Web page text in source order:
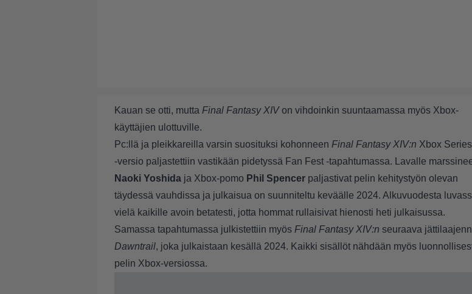
Kauan se otti, mutta Final Fantasy XIVon vihdoinkin suuntaamassa myös Xbox-
käyttäjien ulottuville.
Pc:llä ja pleikkareilla varsin suosituksi kohonneen Final Fantasy XIV:n Xbox
-versio paljastettiin vastikään pidetyssä Fan Fest -tapahtumassa. Lavalle
Naoki Yoshida ja Xbox-pomo Phil Spencer paljastivat pelin kehitystyön olevan
täydessä vauhdissa ja julkaisua on suunniteltu keväälle 2024. Alkuvuodesta
vielä kaikille avoin betatesti, jotta hommat rullaisivat hienosti heti julkaisussa.
Samassa tapahtumassa julkistettiin myös Final Fantasy XIV:n seuraava
Dawntrail, joka julkaistaan kesällä 2024. Kaikki sisällöt nähdään myös
pelin Xbox-versiossa.